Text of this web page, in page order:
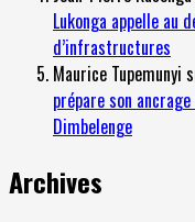
Lukonga appelle au
d’infrastructures
Maurice Tupemunyi
prépare son
Dimbelenge
Archives